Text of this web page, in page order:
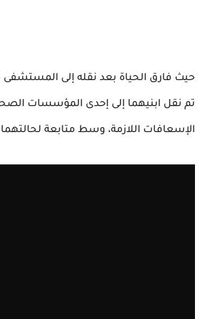
حيث فارق الحياة بعد نقله إلى المستشفى
تم نقل ابنيهما إلى إحدى المؤسسات
الإسعافات اللازمة، وسط متابعة